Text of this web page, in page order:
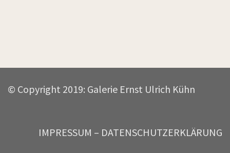
© Copyright 2019: Galerie Ernst Ulrich Kühn
IMPRESSUM – DATENSCHUTZERKLÄRUNG